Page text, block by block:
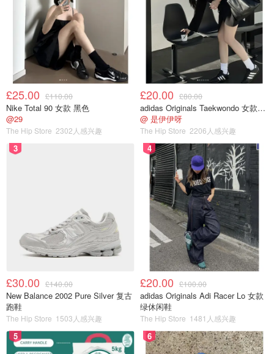
她补充道。
露西还表示，她希望在19岁就能获得一份可观的薪水，从而
实现“独立”。
“我认为学徒制是两全其美的选择，因为它既能让我获得非
常实用的经验（这对于我将来寻找其他工作也非常有利），
又能兼顾学术方面。”
尽管她大部分时间都在工作而不是学习，但她说她并不觉得
通过学徒制错过了传统的大学生活。她还能和公司里的小伙
伴们一起社交，比如周五晚上约着去酒吧放松一下，一点儿
露西在完成培训后并没有最短的留任公司的期限。
西门子每年在销售、项目管理和工程等不同领域，在全国各
地招募约14名学位学徒。该公司学徒职位的空缺通常在12
月至3月期间发布，你可以在西门子网站上申请。
要申请，你通常需要年满18岁并居住在英格兰。每个学位学
徒制的入学要求各不相同，但有些会要求至少五门GCSE成
绩达到9-4（旧评分标准为A*- C），包括英语和数学。根据
教育部（DfE）的数据，你也可以通过低级别学徒制或T
£25.00 £110.00
Nike Total 90 女款 黑色
@29
The Hip Store 2302人感兴趣
£20.00 £80.00
adidas Originals Taekwondo 女款黑色运动鞋
@ 是伊伊呀
The Hip Store 2206人感兴趣
3
£30.00 £140.00
New Balance 2002 Pure Silver 复古
跑鞋
The Hip Store 1503人感兴趣
4
£20.00 £100.00
adidas Originals Adi Racer Lo 女款
绿休闲鞋
The Hip Store 1481人感兴趣
5 6